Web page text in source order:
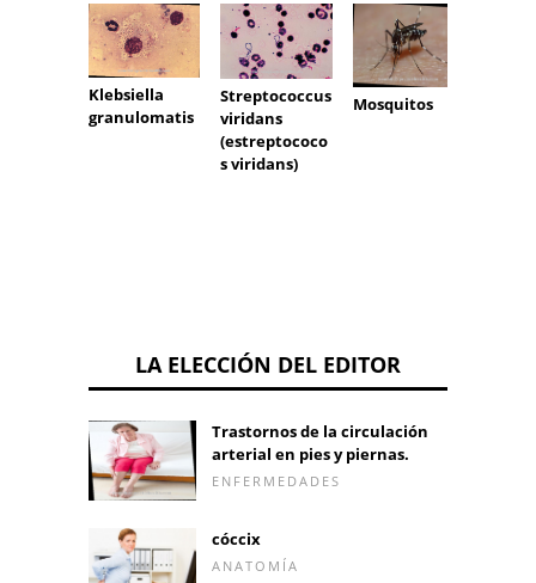
Klebsiella
granulomatis
Streptococcus
viridans
(estreptococo
s viridans)
Mosquitos
LA ELECCIÓN DEL EDITOR
Trastornos de la circulación
arterial en pies y piernas.
ENFERMEDADES
cóccix
ANATOMÍA